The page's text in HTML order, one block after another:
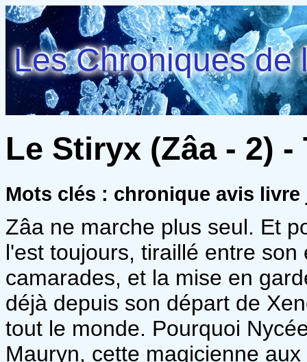
Les Chroniques de
Le Stiryx (Zâa - 2)
Mots clés : chronique avis
Zâa ne marche plus seul. Et
l'est toujours, tiraillé entre
camarades, et la mise en
déjà depuis son départ de
tout le monde. Pourquoi
Mauryn, cette magicienne